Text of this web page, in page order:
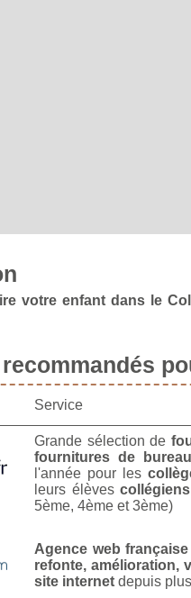
votre enfant dans le
Service
Grande sélection de
fournitures de bureau
l'année pour les
leurs élèves
5ème, 4ème et 3ème)
Agence web française
refonte, amélioration,
site internet depuis